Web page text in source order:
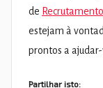
de Recrutamento
estejam à
prontos a
Partilhar isto: